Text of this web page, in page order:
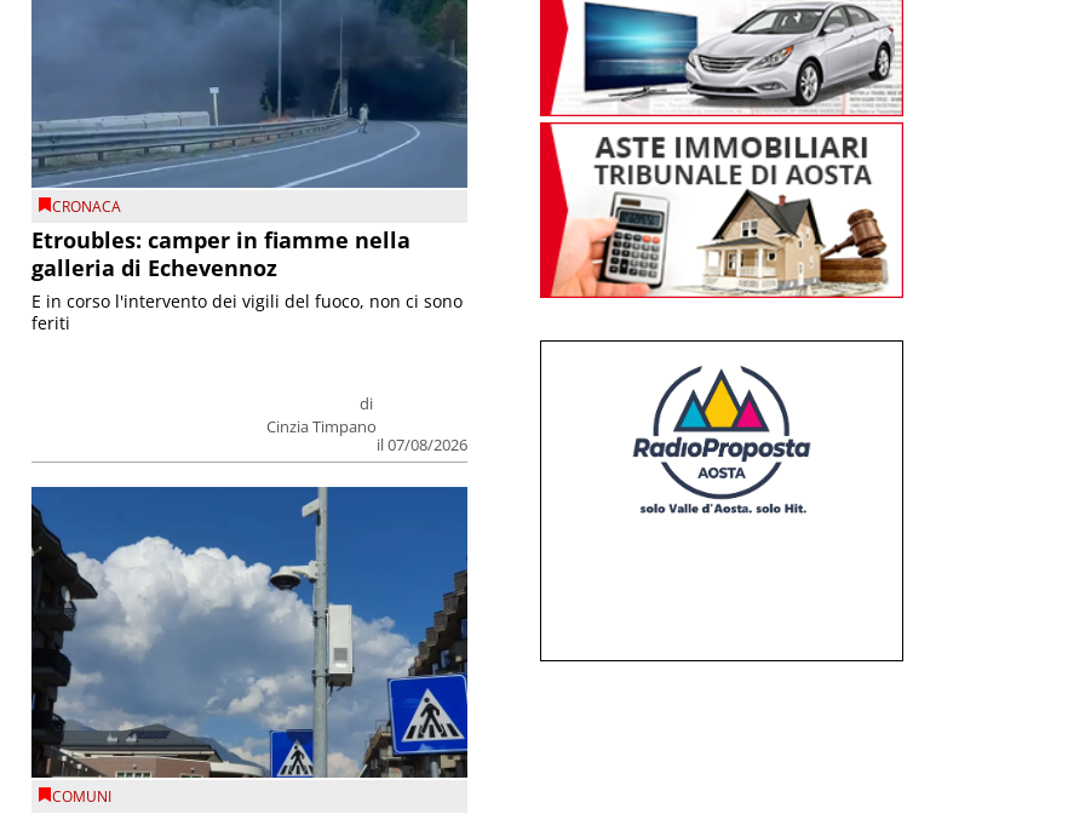
CRONACA
Etroubles: camper in fiamme nella
galleria di Echevennoz
di
Cinzia Timpano
il 07/08/2026
E in corso l'intervento dei vigili del fuoco, non ci sono
feriti
COMUNI